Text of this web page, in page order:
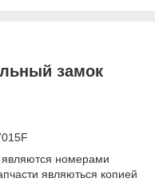
замок
номерами
являються копией